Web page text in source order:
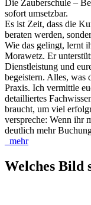
Die Zauberschule –
sofort umsetzbar.
Es ist Zeit, dass die
beraten werden,
Wie das gelingt, lernt
Morawetz. Er
Dienstleistung und
begeistern. Alles, was
Praxis. Ich vermittle
detailliertes
braucht, um viel
verspreche: Wenn ihr
deutlich mehr
_mehr
Welches Bild